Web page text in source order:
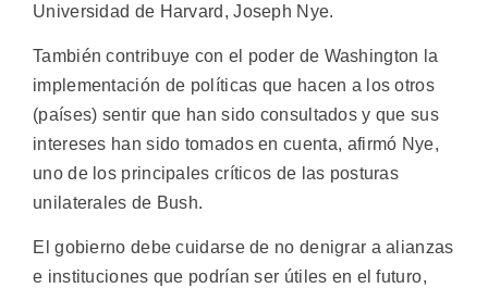
Universidad de Harvard, Joseph Nye.
También contribuye con el poder de Washington la
implementación de políticas que hacen a los otros
(países) sentir que han sido consultados y que sus
intereses han sido tomados en cuenta, afirmó Nye,
uno de los principales críticos de las posturas
unilaterales de Bush.
El gobierno debe cuidarse de no denigrar a alianzas
e instituciones que podrían ser útiles en el futuro,